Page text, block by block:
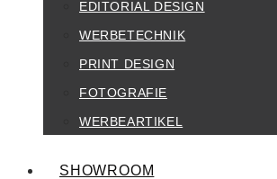
EDITORIAL DESIGN
WERBETECHNIK
PRINT DESIGN
FOTOGRAFIE
WERBEARTIKEL
SHOWROOM